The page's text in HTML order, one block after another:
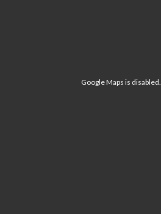
Google Maps is disabled.